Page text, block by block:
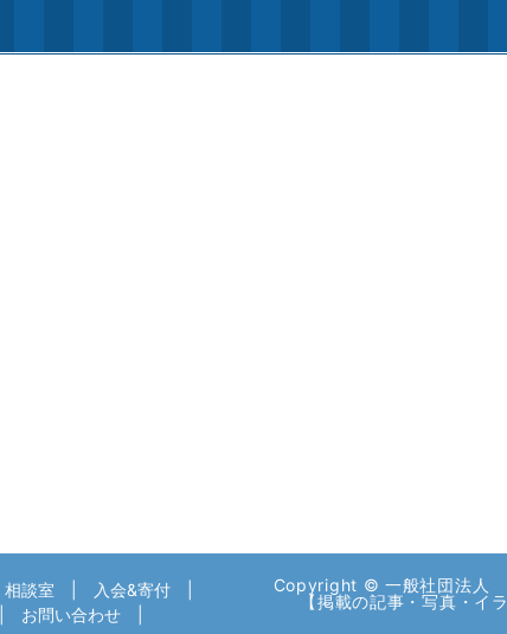
相談室
入会&寄付
お問い合わせ
Copyright © 一般社団法人
【掲載の記事・写真・イ